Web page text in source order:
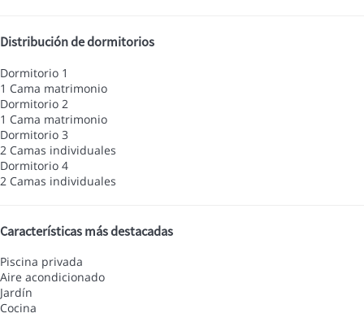
Distribución de dormitorios
Dormitorio 1
1 Cama matrimonio
Dormitorio 2
1 Cama matrimonio
Dormitorio 3
2 Camas individuales
Dormitorio 4
2 Camas individuales
Características más destacadas
Piscina privada
Aire acondicionado
Jardín
Cocina